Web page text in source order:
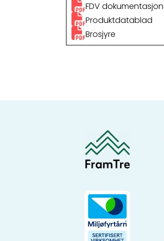
FDV dokumentasjon
Produktdatablad
Brosjyre